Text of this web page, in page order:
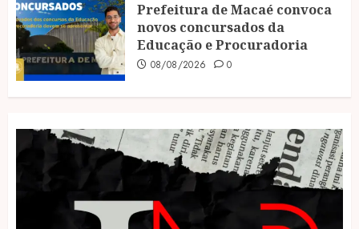
Prefeitura de Macaé convoca
novos concursados da
Educação e Procuradoria
08/08/2026 0